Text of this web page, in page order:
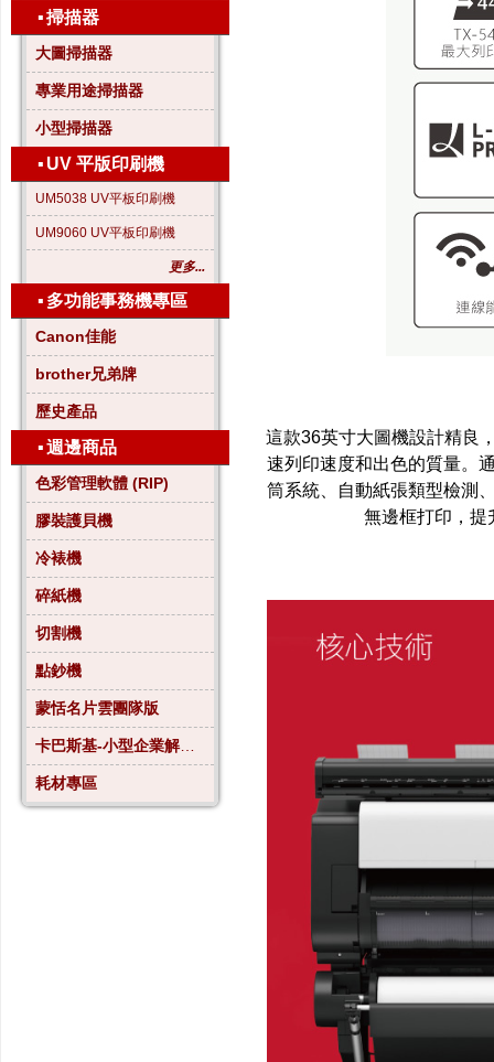
▪掃描器
大圖掃描器
專業用途掃描器
小型掃描器
▪ UV 平版印刷機
UM5038 UV平板印刷機
UM9060 UV平板印刷機
更多...
▪ 多功能事務機專區
Canon佳能
brother兄弟牌
歷史產品
▪週邊商品
色彩管理軟體 (RIP)
膠裝護貝機
冷裱機
碎紙機
切割機
點鈔機
蒙恬名片雲團隊版
卡巴斯基-小型企業解決方案4
耗材專區
這款36英寸大圖機設計精良
速列印速度和出色的質量。
筒系統、自動紙張類型檢測
無邊框打印，提